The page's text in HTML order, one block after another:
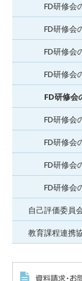
FD研修会
FD研修会
FD研修会
FD研修会
FD研修会
FD研修会
FD研修会
FD研修会
FD研修会
自己評価委員
教育課程連携